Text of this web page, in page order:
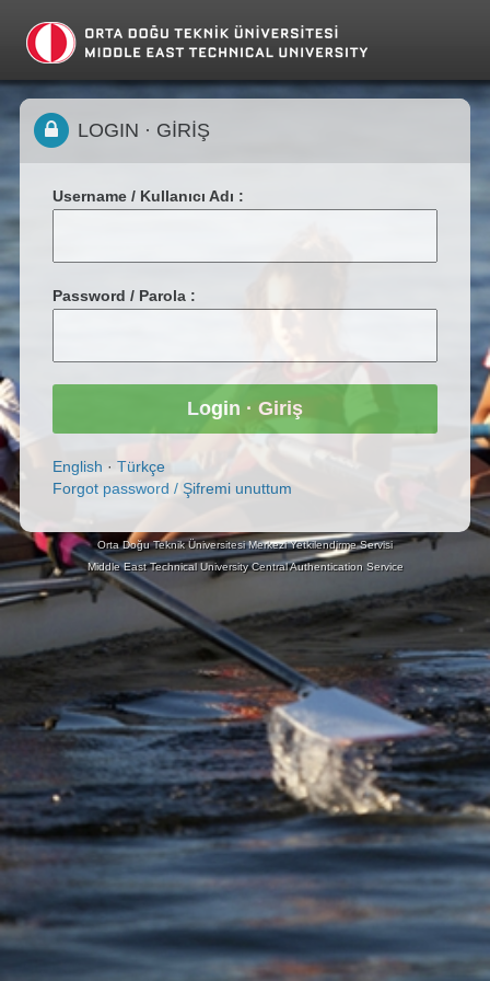
LOGIN · GİRİŞ
Username / Kullanıcı Adı :
Password / Parola :
English · Türkçe
Forgot password / Şifremi unuttum
Orta Doğu Teknik Üniversitesi Merkezi Yetkilendirme Servisi
Middle East Technical University Central Authentication Service